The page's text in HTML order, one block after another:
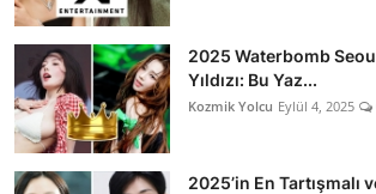
2025 Waterbomb
Yıldızı: Bu Yaz...
Kozmik Yolcu Eylül 4, 2025
2025’in En Tartışmalı